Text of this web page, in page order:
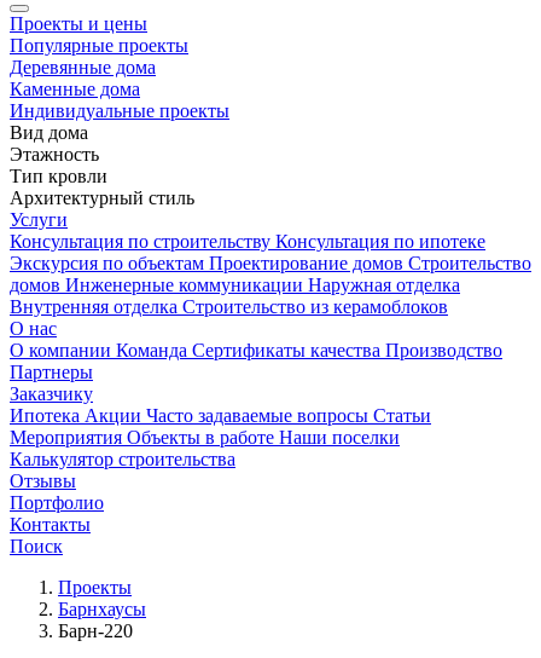
Проекты и цены
Популярные проекты
Деревянные дома
Каменные дома
Индивидуальные проекты
Вид дома
Этажность
Тип кровли
Архитектурный стиль
Услуги
Консультация по строительству Консультация по ипотеке
Экскурсия по объектам Проектирование домов Строительство
домов Инженерные коммуникации Наружная отделка
Внутренняя отделка Строительство из керамоблоков
О нас
О компании Команда Сертификаты качества Производство
Партнеры
Заказчику
Ипотека Акции Часто задаваемые вопросы Статьи
Мероприятия Объекты в работе Наши поселки
Калькулятор строительства
Отзывы
Портфолио
Контакты
Поиск
Проекты
Барнхаусы
Барн-220